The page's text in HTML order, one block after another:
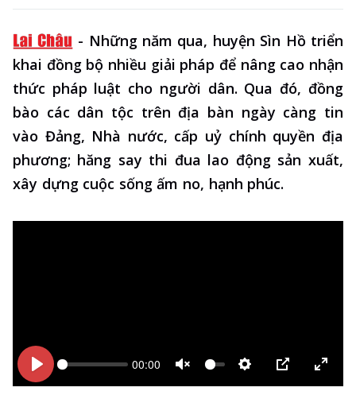
- Những năm qua, huyện Sìn Hồ triển
khai đồng bộ nhiều giải pháp để nâng cao nhận
thức pháp luật cho người dân. Qua đó, đồng
bào các dân tộc trên địa bàn ngày càng tin
vào Đảng, Nhà nước, cấp uỷ chính quyền địa
phương; hăng say thi đua lao động sản xuất,
xây dựng cuộc sống ấm no, hạnh phúc.
Bắt
00:00
Unmute Thiết PIP
Enter
Bắt